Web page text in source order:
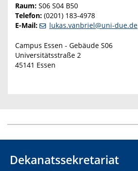
Raum: S06 S04 B50
Telefon: (0201) 183-4978
E-Mail:
lukas.vanbriel@uni-due.de
Campus Essen - Gebäude S06
Universitätsstraße 2
45141 Essen
Dekanatssekretariat